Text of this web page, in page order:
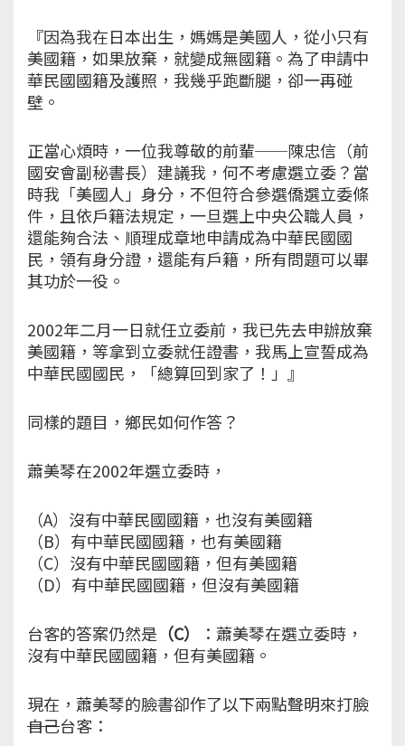
『因為我在日本出生，媽媽是美國人，從小只有
美國籍，如果放棄，就變成無國籍。為了申請中
華民國國籍及護照，我幾乎跑斷腿，卻一再碰
壁。
正當心煩時，一位我尊敬的前輩──陳忠信（前
國安會副秘書長）建議我，何不考慮選立委？當
時我「美國人」身分，不但符合參選僑選立委條
件，且依戶籍法規定，一旦選上中央公職人員，
還能夠合法、順理成章地申請成為中華民國國
民，領有身分證，還能有戶籍，所有問題可以畢
其功於一役。
2002年二月一日就任立委前，我已先去申辦放棄
美國籍，等拿到立委就任證書，我馬上宣誓成為
中華民國國民，「總算回到家了！」』
同樣的題目，鄉民如何作答？
蕭美琴在2002年選立委時，
（A）沒有中華民國國籍，也沒有美國籍
（B）有中華民國國籍，也有美國籍
（C）沒有中華民國國籍，但有美國籍
（D）有中華民國國籍，但沒有美國籍
台客的答案仍然是 （C）
：蕭美琴在選立委時，
沒有中華民國國籍，但有美國籍。
現在，蕭美琴的臉書卻作了以下兩點聲明來打臉
自己台客：